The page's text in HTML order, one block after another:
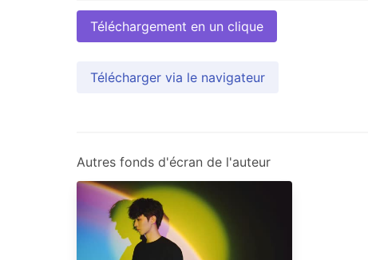
Téléchargement en un clique
Télécharger via le navigateur
Autres fonds d'écran de l'auteur